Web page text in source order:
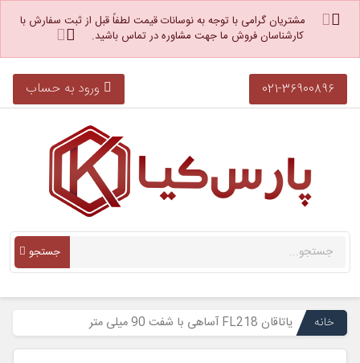
مشتریان گرامی با توجه به نوسانات قیمت لطفاً قبل از ثبت سفارش با
کارشناسان فروش ما جهت مشاوره در تماس باشید.
021-36900896 ورود به حساب
جستجو
خانه یاتاقان FL218 آساهی با شفت 90 میلی متر